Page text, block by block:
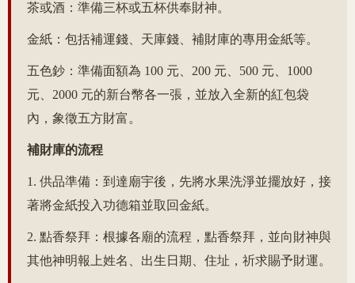
茶或酒：準備三杯或五杯供奉財神。
金紙：包括補運錢、天庫錢、補財庫的專用金紙等。
五色鈔：準備面額為 100 元、200 元、500 元、1000
元、2000 元的新台幣各一張，並放入全新的紅包袋
內，象徵五方財富。
補財庫的流程
1. 供品準備：到達廟宇後，先將水果洗淨並擺放好，接
著將金紙投入功德箱並取回金紙。
2. 點香祭拜：根據各廟的流程，點香祭拜，並向財神與
其他神明報上姓名、出生日期、住址，祈求賜予財運。